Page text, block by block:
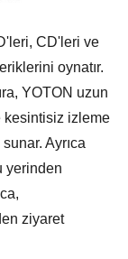
CD'leri ve
oynatır.
YOTON uzun
kesintisiz izleme
Ayrıca
yerinden
ziyaret